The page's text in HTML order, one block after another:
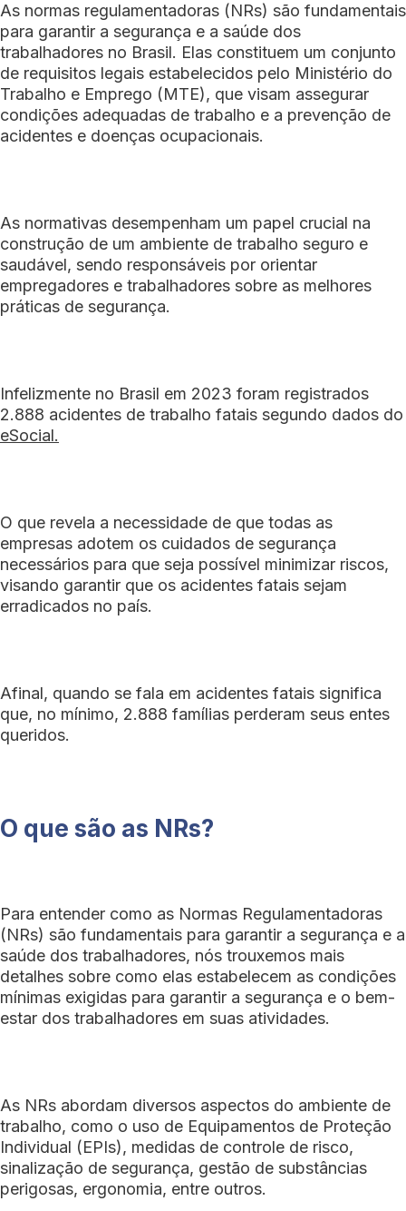
As normas regulamentadoras (NRs) são fundamentais
para garantir a segurança e a saúde dos
trabalhadores no Brasil. Elas constituem um conjunto
de requisitos legais estabelecidos pelo Ministério do
Trabalho e Emprego (MTE), que visam assegurar
condições adequadas de trabalho e a prevenção de
acidentes e doenças ocupacionais.
As normativas desempenham um papel crucial na
construção de um ambiente de trabalho seguro e
saudável, sendo responsáveis por orientar
empregadores e trabalhadores sobre as melhores
práticas de segurança.
Infelizmente no Brasil em 2023 foram registrados
2.888 acidentes de trabalho fatais segundo dados do
eSocial.
O que revela a necessidade de que todas as
empresas adotem os cuidados de segurança
necessários para que seja possível minimizar riscos,
visando garantir que os acidentes fatais sejam
erradicados no país.
Afinal, quando se fala em acidentes fatais significa
que, no mínimo, 2.888 famílias perderam seus entes
queridos.
O que são as NRs?
Para entender como as Normas Regulamentadoras
(NRs) são fundamentais para garantir a segurança e a
saúde dos trabalhadores, nós trouxemos mais
detalhes sobre como elas estabelecem as condições
mínimas exigidas para garantir a segurança e o bem-
estar dos trabalhadores em suas atividades.
As NRs abordam diversos aspectos do ambiente de
trabalho, como o uso de Equipamentos de Proteção
Individual (EPIs), medidas de controle de risco,
sinalização de segurança, gestão de substâncias
perigosas, ergonomia, entre outros.